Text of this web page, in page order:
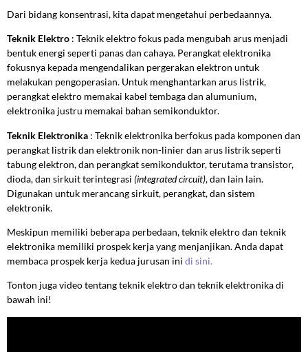
Dari bidang konsentrasi, kita dapat mengetahui perbedaannya.
Teknik Elektro : Teknik elektro fokus pada mengubah arus menjadi
bentuk energi seperti panas dan cahaya. Perangkat elektronika
fokusnya kepada mengendalikan pergerakan elektron untuk
melakukan pengoperasian. Untuk menghantarkan arus listrik,
perangkat elektro memakai kabel tembaga dan alumunium,
elektronika justru memakai bahan semikonduktor.
Teknik Elektronika : Teknik elektronika berfokus pada komponen dan
perangkat listrik dan elektronik non-linier dan arus listrik seperti
tabung elektron, dan perangkat semikonduktor, terutama transistor,
dioda, dan sirkuit terintegrasi (integratedcircuit), dan lain lain.
Digunakan untuk merancang sirkuit, perangkat, dan sistem
elektronik.
Meskipun memiliki beberapa perbedaan, teknik elektro dan teknik
elektronika memiliki prospek kerja yang menjanjikan. Anda dapat
membaca prospek kerja kedua jurusan ini di sini.
Tonton juga video tentang teknik elektro dan teknik elektronika di
bawah ini!